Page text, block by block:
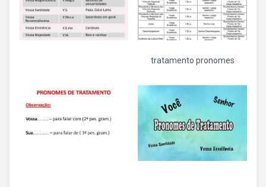
tratamento pronomes